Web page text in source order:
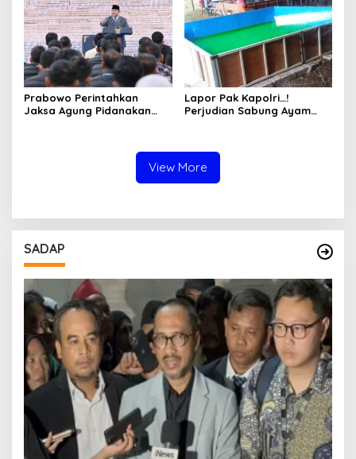
Warga
Hukum
Prabowo Perintahkan
Jaksa Agung Pidanakan
Lapor Pak Kapolri…!
Perjudian Sabung Ayam
Diduga Libatkan Oknum
Aparat dan Media
View More
SADAP